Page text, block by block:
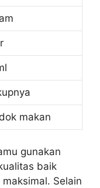
makan
gunakan
baik
Selain